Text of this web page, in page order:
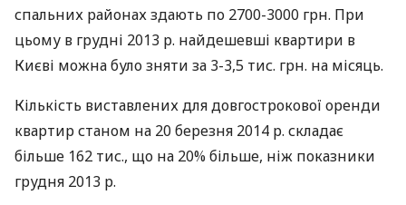
спальних районах здають по 2700-3000 грн. При
цьому в грудні 2013 р. найдешевші квартири в
Києві можна було зняти за 3-3,5 тис. грн. на місяць.
Кількість виставлених для довгострокової оренди
квартир станом на 20 березня 2014 р. складає
більше 162 тис., що на 20% більше, ніж показники
грудня 2013 р.